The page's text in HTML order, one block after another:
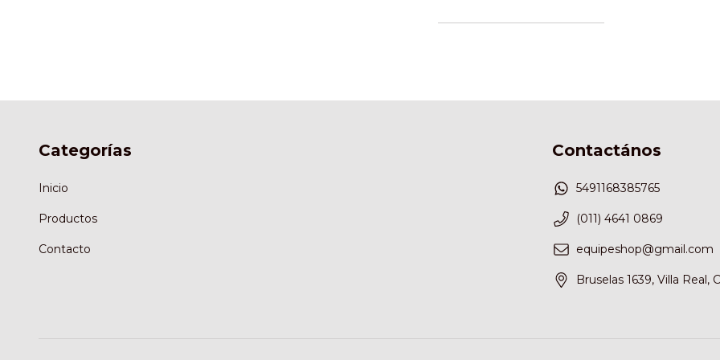
Categorías
Inicio
Productos
Contacto
Contactános
5491168385765
(011) 4641 0869
equipeshop@gmail.com
Bruselas 1639, Villa Real,